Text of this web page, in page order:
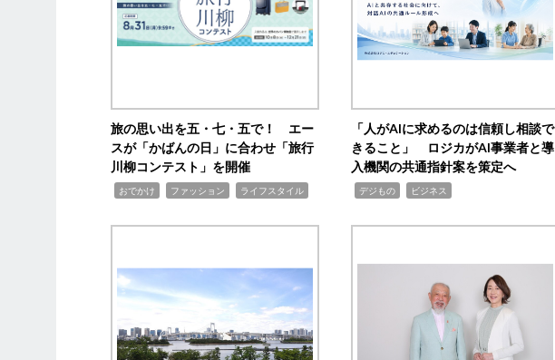
旅の思い出を五・七・五で！ エー
スが「かばんの日」に合わせ「旅行
川柳コンテスト」を開催
おでかけ ファッション ライフスタイル
「人がAIに求めるのは信頼し相談で
きること」 ロジカがAI事業者と導
入機関の共通指針案を策定へ
デジもの ビジネス